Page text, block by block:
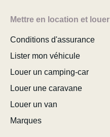
Mettre en location et louer
Conditions d'assurance
Lister mon véhicule
Louer un camping-car
Louer une caravane
Louer un van
Marques